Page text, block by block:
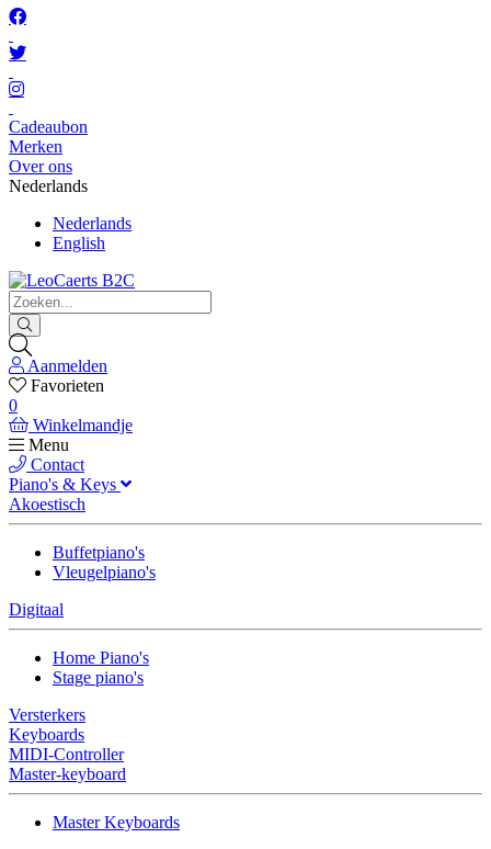
Cadeaubon
Merken
Over ons
Nederlands
Nederlands
English
Aanmelden
Favorieten
0
Winkelmandje
Menu
Contact
Piano's & Keys
Akoestisch
Buffetpiano's
Vleugelpiano's
Digitaal
Home Piano's
Stage piano's
Versterkers
Keyboards
MIDI-Controller
Master-keyboard
Master Keyboards